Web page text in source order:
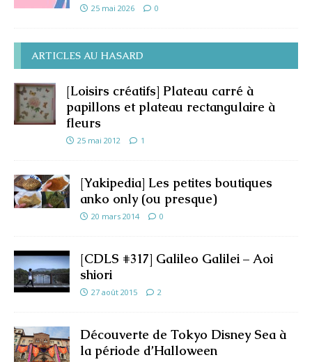
25 mai 2026 0
ARTICLES AU HASARD
[Loisirs créatifs] Plateau carré à
papillons et plateau rectangulaire à
fleurs
25 mai 2012 1
[Yakipedia] Les petites boutiques
anko only (ou presque)
20 mars 2014 0
[CDLS #317] Galileo Galilei – Aoi
shiori
27 août 2015 2
Découverte de Tokyo Disney Sea à
la période d’Halloween